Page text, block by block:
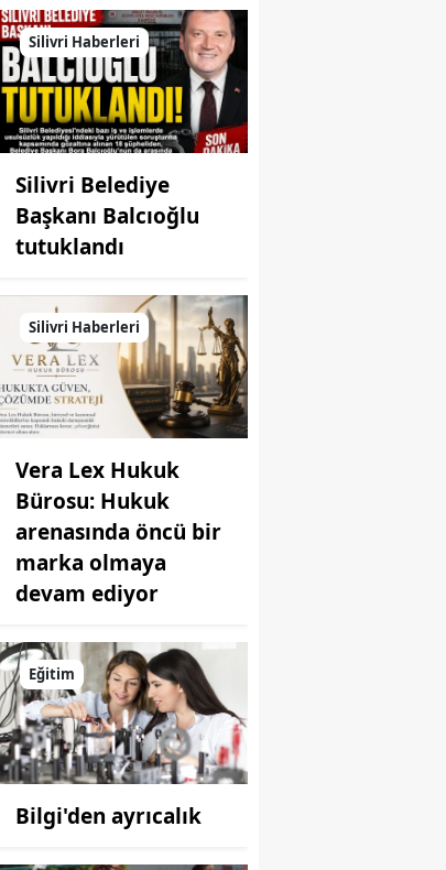
Silivri Haberleri
Silivri Belediye
Başkanı Balcıoğlu
tutuklandı
Silivri Haberleri
Vera Lex Hukuk
Bürosu: Hukuk
arenasında öncü bir
marka olmaya
devam ediyor
Eğitim
Bilgi'den ayrıcalık